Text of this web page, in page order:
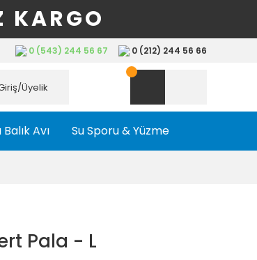
KARGO
0 (543) 244 56 67 0 (212) 244 56 66
Üyelik
Balık Avı Su Sporu & Yüzme
Pala - L